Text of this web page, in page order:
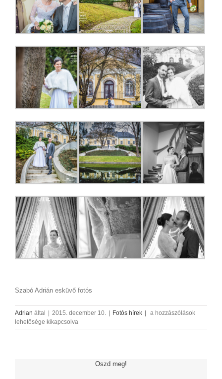
Szabó Adrián esküvő fotós
Adrian által 2015. december 10. Fotós hírek
Esküvő
a
a hozzászólások
lehetősége kikapcsolva
Oszd meg!